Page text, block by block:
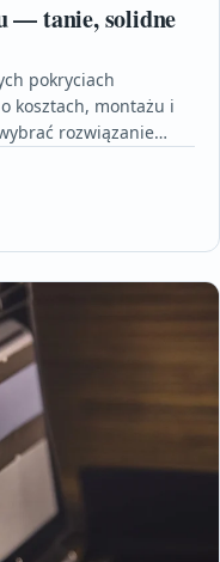
— tanie, solidne
pokryciach
kosztach, montażu i
rozwiązanie